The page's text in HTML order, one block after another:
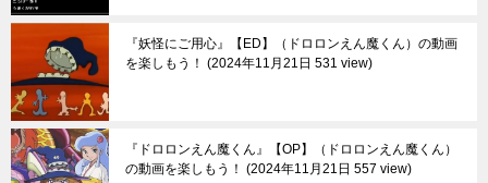
『妖怪にご用心』【ED】（ドロロンえん魔くん）の動画
を楽しもう！
2024年11月21日 531 view
『ドロロンえん魔くん』【OP】（ドロロンえん魔くん）
の動画を楽しもう！
2024年11月21日 557 view